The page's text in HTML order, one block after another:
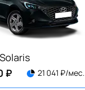
₽
21 041 ₽/мес.